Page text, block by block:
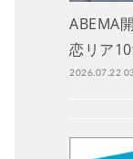
ABEMA
恋リア
2026.07.22